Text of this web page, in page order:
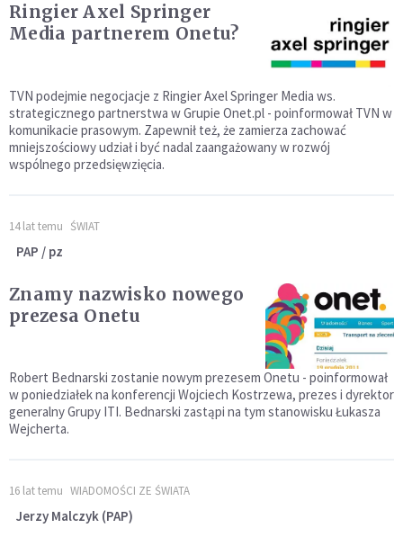
Ringier Axel Springer
Media partnerem Onetu?
TVN podejmie negocjacje z Ringier Axel Springer Media ws.
strategicznego partnerstwa w Grupie Onet.pl - poinformował TVN w
komunikacie prasowym. Zapewnił też, że zamierza zachować
mniejszościowy udział i być nadal zaangażowany w rozwój
wspólnego przedsięwzięcia.
14 lat temu ŚWIAT
PAP / pz
Znamy nazwisko nowego
prezesa Onetu
Robert Bednarski zostanie nowym prezesem Onetu - poinformował
w poniedziałek na konferencji Wojciech Kostrzewa, prezes i dyrektor
generalny Grupy ITI. Bednarski zastąpi na tym stanowisku Łukasza
Wejcherta.
16 lat temu WIADOMOŚCI ZE ŚWIATA
Jerzy Malczyk (PAP)